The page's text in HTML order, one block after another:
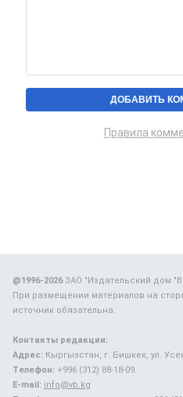
Правила
@1996-2026ЗАО "Издательский дом
При размещении материалов на
источник обязательна.
Контакты редакции:
Адрес: Кыргызстан, г. Бишкек, ул.
Телефон: +996 (312) 88-18-09.
E-mail: info@vb.kg